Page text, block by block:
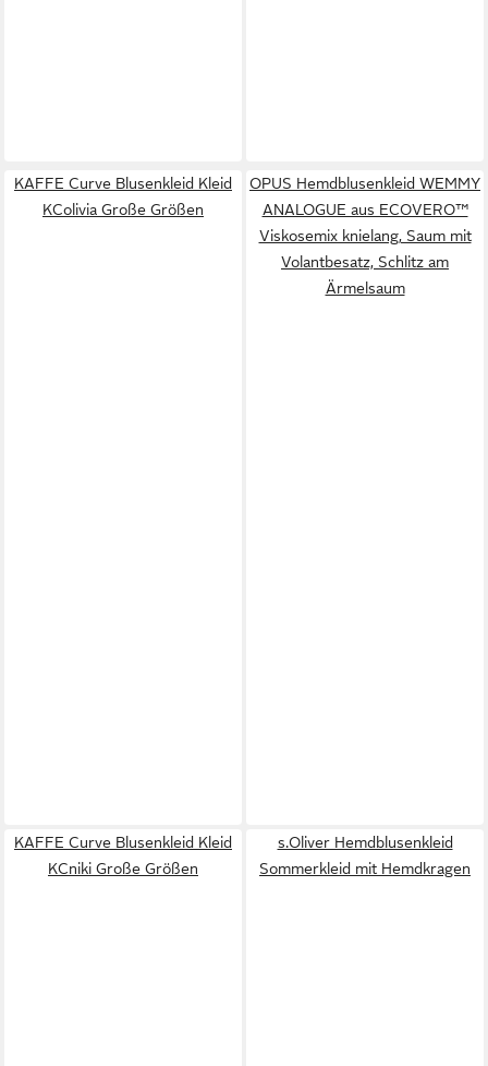
KAFFE Curve Blusenkleid Kleid
KColivia Große Größen
OPUS Hemdblusenkleid WEMMY
ANALOGUE aus ECOVERO™
Viskosemix knielang, Saum mit
Volantbesatz, Schlitz am
Ärmelsaum
KAFFE Curve Blusenkleid Kleid
KCniki Große Größen
s.Oliver Hemdblusenkleid
Sommerkleid mit Hemdkragen